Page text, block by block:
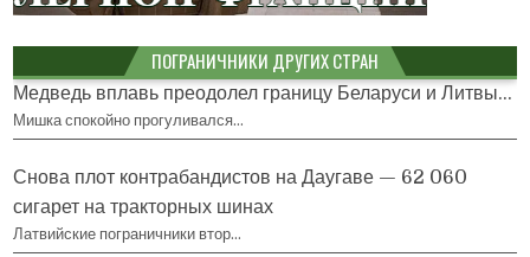
ПОГРАНИЧНИКИ ДРУГИХ СТРАН
Медведь вплавь преодолел границу Беларуси и Литвы...
Мишка спокойно прогуливался…
Снова плот контрабандистов на Даугаве — 62 060
сигарет на тракторных шинах
Латвийские пограничники втор…